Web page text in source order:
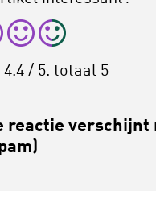
4.4 / 5. totaal 5
reactie verschijnt